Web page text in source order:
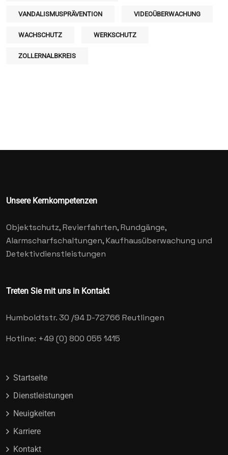
VANDALISMUSPRÄVENTION VIDEOÜBERWACHUNG
WACHSCHUTZ WERKSCHUTZ
ZOLLERNALBKREIS
Unsere Kernkompetenzen
Objektschutz, Revierfahrten, Rundgänge,
Alarmscharfschaltungen, Kaufhausüberwachung und
Detektivdienstleistungen
Treten Sie mit uns in Kontakt
Humboldtstr. 30 /94D-72766 Reutlingen
Hotline: +49 (0) 800 055 1415
Startseite
Dienstleistungen
Neuigkeiten
Karriere
Kontakt